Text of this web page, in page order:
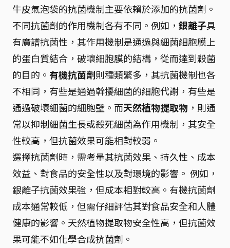
牛皮氣泡袋的抗菌機制主要依賴於添加的抗菌劑。
不同抗菌劑的作用機制各有不同。例如， 銀離子具
有廣譜抗菌性，其作用機制是通過與細菌細胞膜上
的蛋白質結合，破壞細胞膜的結構，從而達到殺菌
的目的。 有機抗菌劑則種類繁多，其抗菌機制也各
不相同，有些是通過幹擾細菌的細胞代謝，有些是
通過破壞細菌的細胞壁。而天然植物提取物 ，則通
常以抑制細菌生長或殺死細菌為作用機制，其安全
性較高，但抗菌效果可能相對較弱。
選擇抗菌劑時，需考量其抗菌效果、持久性、成本
效益、對食品的安全性以及對環境的影響。 例如，
銀離子抗菌效果強，但成本相對較高。有機抗菌劑
成本通常較低，但需仔細評估其對食品安全和人體
健康的影響。天然植物提取物安全性高，但抗菌效
果可能不如化學合成抗菌劑。